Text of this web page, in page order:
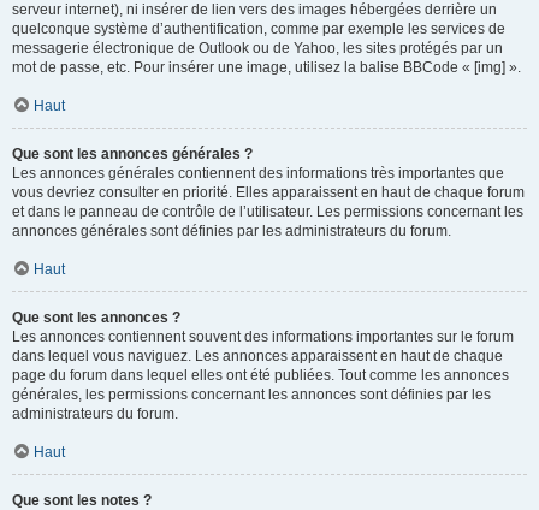
serveur internet), ni insérer de lien vers des images hébergées derrière un
quelconque système d’authentification, comme par exemple les services de
messagerie électronique de Outlook ou de Yahoo, les sites protégés par un
mot de passe, etc. Pour insérer une image, utilisez la balise BBCode « [img] ».
Haut
Que sont les annonces générales ?
Les annonces générales contiennent des informations très importantes que
vous devriez consulter en priorité. Elles apparaissent en haut de chaque forum
et dans le panneau de contrôle de l’utilisateur. Les permissions concernant les
annonces générales sont définies par les administrateurs du forum.
Haut
Que sont les annonces ?
Les annonces contiennent souvent des informations importantes sur le forum
dans lequel vous naviguez. Les annonces apparaissent en haut de chaque
page du forum dans lequel elles ont été publiées. Tout comme les annonces
générales, les permissions concernant les annonces sont définies par les
administrateurs du forum.
Haut
Que sont les notes ?